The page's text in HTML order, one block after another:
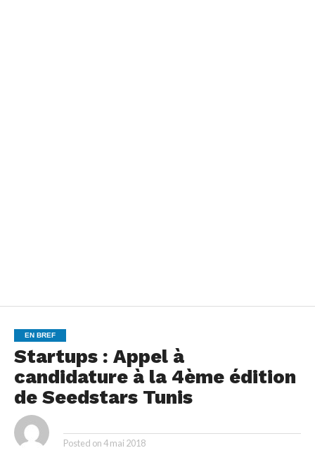
EN BREF
Startups : Appel à
candidature à la 4ème édition
de Seedstars Tunis
Posted on4 mai 2018